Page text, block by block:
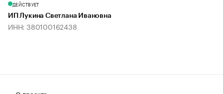
ДЕЙСТВУЕТ
ИП Лукина Светлана Ивановна
ИНН: 380100162438